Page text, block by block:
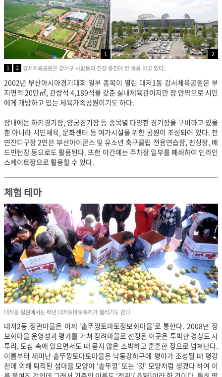
1
2
1
2 강서체육공원은 강서구 사람들의 건강 증진에 한 몫을 하고 있다.
2002년 부산아시아경기대회 일부 종목이 열린 대저1동 강서체육공원은 부
지면적 20만㎡, 관람석 4,189석을 갖춘 실내체육관이지만 장 안팎으로 시민
에게 개방하고 있는 체육가족공원이기도 하다.
장내에는 하키경기장, 양궁경기장 등 종목별 다양한 경기장을 구비하고 있을
뿐 아니라 시민체육, 문화센터 등 여가시설을 위한 공원이 조성되어 있다. 천
연잔디구장 2면은 부산아이콘스 및 유소년 축구클럽 전용연습장, 펜싱장, 배
드민턴장 등으로도 활용된다. 또한 야간에는 주차장 일부를 폐쇄하여 인라인
스케이트장으로 활용할 수 있다.
체험 테마
대저동 일원에서는 매년 대저토마토축제가 열리기도 한다.
대저2동 정관마을은 이제 ‘솥뚜껑토마토정보화마을’로 통한다. 2008년 정
보화마을 운영성과 평가를 거쳐 장려마을로 선정된 이곳은 투박한 경상도 사
투리, 도심 속에 있으면서도 때 묻지 않은 소박하고 훈훈한 정으로 넘쳐난다.
이름부터 재미난 솥뚜껑토마토마을은 낙동강하구에 평야가 조성될 때 평강
천에 의해 퇴적된 섬마을 모양이 ‘솥뚜껑’ 또는 ‘갓’ 모양처럼 생겼다 하여 이